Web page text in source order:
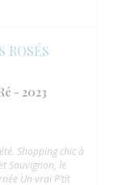
ROSÉS
- 2023
Shopping chic à
Sauvignon, le
Un vrai P’tit